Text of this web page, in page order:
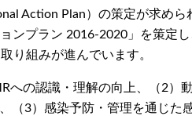
Action Plan）の策定が求め
ンプラン 2016-2020」を策定し
り組みが進んでいます。
への認識・理解の向上、（2）
（3）感染予防・管理を通じた